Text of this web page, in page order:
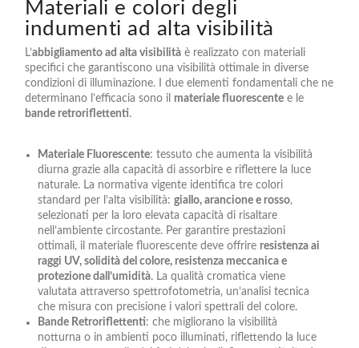
Materiali e colori degli
indumenti ad alta visibilità
L’abbigliamento ad alta visibilità è realizzato con materiali
specifici che garantiscono una visibilità ottimale in diverse
condizioni di illuminazione. I due elementi fondamentali che ne
determinano l’efficacia sono il materiale fluorescente e le
bande retroriflettenti.
Materiale Fluorescente: tessuto che aumenta la visibilità
diurna grazie alla capacità di assorbire e riflettere la luce
naturale. La normativa vigente identifica tre colori
standard per l’alta visibilità: giallo, arancione e rosso,
selezionati per la loro elevata capacità di risaltare
nell’ambiente circostante. Per garantire prestazioni
ottimali, il materiale fluorescente deve offrire resistenza ai
raggi UV, solidità del colore, resistenza meccanica e
protezione dall’umidità. La qualità cromatica viene
valutata attraverso spettrofotometria, un’analisi tecnica
che misura con precisione i valori spettrali del colore.
Bande Retroriflettenti: che migliorano la visibilità
notturna o in ambienti poco illuminati, riflettendo la luce